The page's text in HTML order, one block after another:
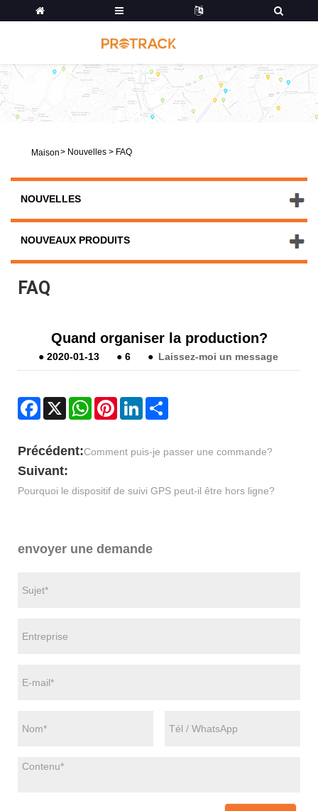
Maison> Nouvelles > FAQ
NOUVELLES
NOUVEAUX PRODUITS
FAQ
Quand organiser la production?
● 2020-01-13 ● 6 ● Laissez-moi un message
Facebook
X WhatsAppPinterestLinkedIn
Précédent:Comment puis-je passer une commande?
Suivant:
Pourquoi le dispositif de suivi GPS peut-il être hors ligne?
envoyer une demande